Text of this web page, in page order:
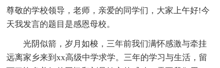
尊敬的学校领导，老师，亲爱的同学们，大家上午好!今
天我发言的题目是感恩母校。
光阴似箭，岁月如梭，三年前我们满怀感激与牵挂
远离家乡来到xx高级中学求学。三年的学习与生活，留